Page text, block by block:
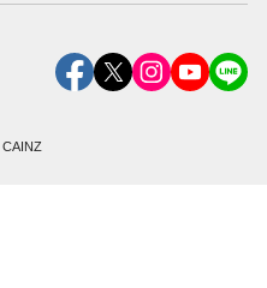
CAINZ